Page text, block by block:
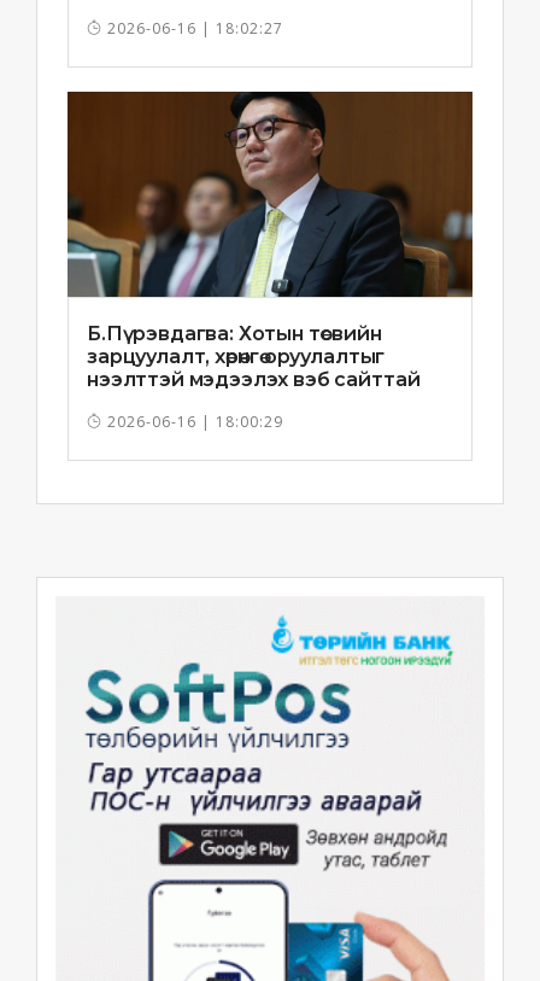
2026-06-16 | 18:02:27
Б.Пүрэвдагва: Хотын төсвийн
зарцуулалт, хөрөнгө оруулалтыг
нээлттэй мэдээлэх вэб сайттай
2026-06-16 | 18:00:29